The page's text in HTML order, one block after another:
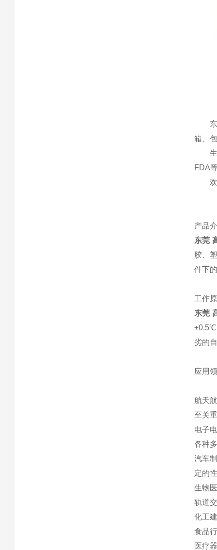
箱、
FDA
产品
东莞
胶、
件下
工作
东莞
±0.5℃
劣的
应用
航天
至关
电子
各种
汽车
定的
生物
轨道
化工
食品
医疗